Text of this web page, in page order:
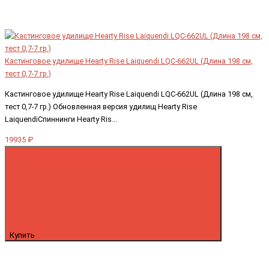
Кастинговое удилище Hearty Rise Laiquendi LQС-662UL (Длина 198 см,
тест 0,7-7 гр.)
Кастинговое удилище Hearty Rise Laiquendi LQС-662UL (Длина 198 см,
тест 0,7-7 гр.) Обновленная версия удилищ Hearty Rise
LaiquendiСпиннинги Hearty Ris...
19935 ₽
Купить